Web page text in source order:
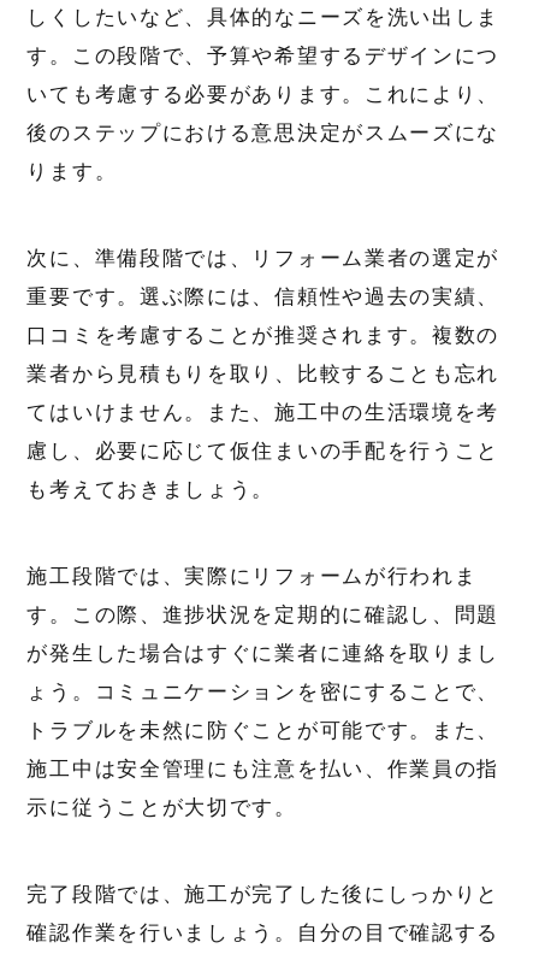
しくしたいなど、具体的なニーズを洗い出しま
す。この段階で、予算や希望するデザインにつ
いても考慮する必要があります。これにより、
後のステップにおける意思決定がスムーズにな
ります。
次に、準備段階では、リフォーム業者の選定が
重要です。選ぶ際には、信頼性や過去の実績、
口コミを考慮することが推奨されます。複数の
業者から見積もりを取り、比較することも忘れ
てはいけません。また、施工中の生活環境を考
慮し、必要に応じて仮住まいの手配を行うこと
も考えておきましょう。
施工段階では、実際にリフォームが行われま
す。この際、進捗状況を定期的に確認し、問題
が発生した場合はすぐに業者に連絡を取りまし
ょう。コミュニケーションを密にすることで、
トラブルを未然に防ぐことが可能です。また、
施工中は安全管理にも注意を払い、作業員の指
示に従うことが大切です。
完了段階では、施工が完了した後にしっかりと
確認作業を行いましょう。自分の目で確認する